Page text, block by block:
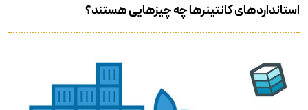
استانداردهای کانتینرها چه چیزهایی هستند؟